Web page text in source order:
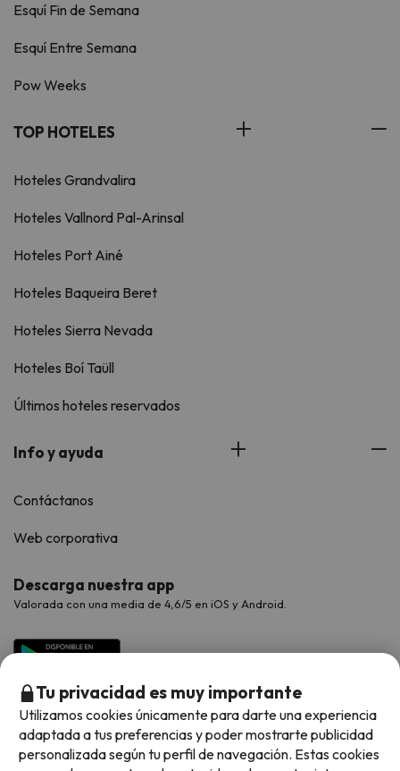
Esquí Fin de Semana
Esquí Entre Semana
Pow Weeks
TOP HOTELES
Hoteles Grandvalira
Hoteles Vallnord Pal-Arinsal
Hoteles Port Ainé
Hoteles Baqueira Beret
Hoteles Sierra Nevada
Hoteles Boí Taüll
Últimos hoteles reservados
Info y ayuda
Contáctanos
Web corporativa
Descarga nuestra app
Valorada con una media de 4,6/5 en iOS y Android.
Tu privacidad es muy importante
Utilizamos cookies únicamente para darte una experiencia
adaptada a tus preferencias y poder mostrarte publicidad
personalizada según tu perfil de navegación. Estas cookies